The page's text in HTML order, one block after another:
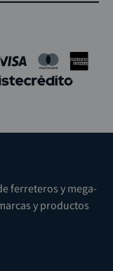
ferreteros y mega-
y productos